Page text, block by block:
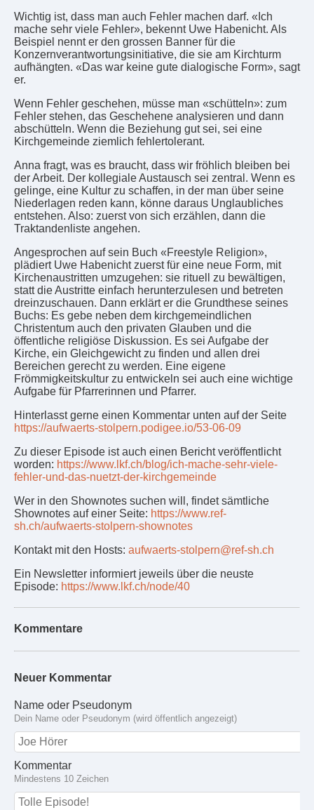
Wichtig ist, dass man auch Fehler machen darf. «Ich
mache sehr viele Fehler», bekennt Uwe Habenicht. Als
Beispiel nennt er den grossen Banner für die
Konzernverantwortungsinitiative, die sie am Kirchturm
aufhängten. «Das war keine gute dialogische Form», sagt
er.
Wenn Fehler geschehen, müsse man «schütteln»: zum
Fehler stehen, das Geschehene analysieren und dann
abschütteln. Wenn die Beziehung gut sei, sei eine
Kirchgemeinde ziemlich fehlertolerant.
Anna fragt, was es braucht, dass wir fröhlich bleiben bei
der Arbeit. Der kollegiale Austausch sei zentral. Wenn es
gelinge, eine Kultur zu schaffen, in der man über seine
Niederlagen reden kann, könne daraus Unglaubliches
entstehen. Also: zuerst von sich erzählen, dann die
Traktandenliste angehen.
Angesprochen auf sein Buch «Freestyle Religion»,
plädiert Uwe Habenicht zuerst für eine neue Form, mit
Kirchenaustritten umzugehen: sie rituell zu bewältigen,
statt die Austritte einfach herunterzulesen und betreten
dreinzuschauen. Dann erklärt er die Grundthese seines
Buchs: Es gebe neben dem kirchgemeindlichen
Christentum auch den privaten Glauben und die
öffentliche religiöse Diskussion. Es sei Aufgabe der
Kirche, ein Gleichgewicht zu finden und allen drei
Bereichen gerecht zu werden. Eine eigene
Frömmigkeitskultur zu entwickeln sei auch eine wichtige
Aufgabe für Pfarrerinnen und Pfarrer.
Hinterlasst gerne einen Kommentar unten auf der Seite
https://aufwaerts-stolpern.podigee.io/53-06-09
Zu dieser Episode ist auch einen Bericht veröffentlicht
worden: https://www.lkf.ch/blog/ich-mache-sehr-viele-
fehler-und-das-nuetzt-der-kirchgemeinde
Wer in den Shownotes suchen will, findet sämtliche
Shownotes auf einer Seite: https://www.ref-
sh.ch/aufwaerts-stolpern-shownotes
Kontakt mit den Hosts: aufwaerts-stolpern@ref-sh.ch
Ein Newsletter informiert jeweils über die neuste
Episode: https://www.lkf.ch/node/40
Kommentare
Neuer Kommentar
Name oder Pseudonym
Dein Name oder Pseudonym (wird öffentlich angezeigt)
Kommentar
Mindestens 10 Zeichen